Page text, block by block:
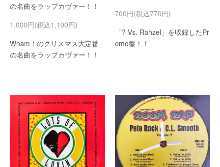
の名曲をラップカヴァー！！
1,000円(税込1,100円)
Wham！のクリスマス大定番
の名曲をラップカヴァー！！
700円(税込770円)
「? Vs. Rahzel」を収録したPr
omo盤！！